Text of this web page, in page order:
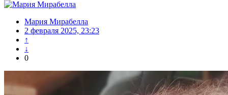
Мария Мирабелла
2 февраля 2025, 23:23
↑
↓
0